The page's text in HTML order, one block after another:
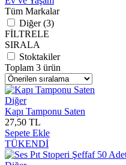
Tüm Markalar
Diğer (3)
FİLTRELE
SIRALA
Stoktakiler
Toplam 3 ürün
Diğer
Kapı Tamponu Saten
27,50 TL
Sepete Ekle
TÜKENDİ